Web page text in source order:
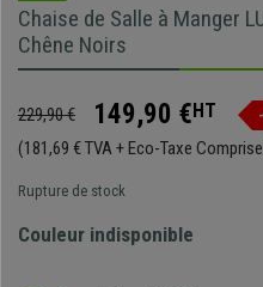
Chaise de Salle à Manger
Chêne Noirs
229,90 € 149,90 €HT
(181,69 € TVA + Eco-Taxe
Rupture de stock
Couleur indisponible